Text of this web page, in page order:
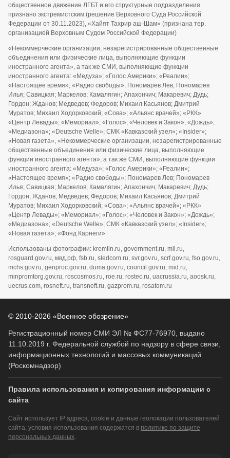
общественное движение ЛГБТ и его структурные подразделения
признано экстремистским (решение Верховного Суда Российской
Федерации от 30.11.2023), «Хайят Тахрир аш-Шам» (признана тер.
организацией Верховным Судом Российской Федерации)
«Некоммерческие организации, незарегистрированные общественные
объединения или физические лица, выполняющие функции
иностранного агента», а так же СМИ, выполняющие функции
иностранного агента: «Медуза»; «Голос Америки»; «Реалии»;
«Настоящее время»; «Радио свободы»; Пономарев Лев; Пономарев
Илья; Савицкая; Маркелов; Камалягин; Апахончич; Макаревич; Дудь;
Гордон; Жданов; Медведев; Федоров; Михаил Касьянов; Дмитрий
Муратов; Михаил Ходорковский; «Сова»; «Альянс врачей»; «РКК»
«Центр Левады»; «Мемориал»; «Голос»; «Человек и Закон»; «Дождь»;
«Медиазона»; «Deutsche Welle»; СМК «Кавказский узел»; «Insider»;
«Новая газета», «Некоммерческие организации, незарегистрированные
общественные объединения или физические лица, выполняющие
функции иностранного агента», а так же СМИ, выполняющие функции
иностранного агента: «Медуза»; «Голос Америки»; «Реалии»;
«Настоящее время»; «Радио свободы»; Пономарев Лев; Пономарев
Илья; Савицкая; Маркелов; Камалягин; Апахончич; Макаревич; Дудь;
Гордон; Жданов; Медведев; Федоров; Михаил Касьянов; Дмитрий
Муратов; Михаил Ходорковский; «Сова»; «Альянс врачей»; «РКК»
«Центр Левады»; «Мемориал»; «Голос»; «Человек и Закон»; «Дождь»;
«Медиазона»; «Deutsche Welle»; СМК «Кавказский узел»; «Insider»;
«Новая газета»; «Фонд Карнеги»
Использованы фотографии: kremlin.ru, government.ru, mil.ru,
rosguard.gov.ru, мвд.рф, fsb.ru, sledcom.ru, svr.gov.ru, scrf.gov.ru, fso.gov.ru,
mchs.gov.ru, genproc.gov.ru, duma.gov.ru, council.gov.ru, mid.ru,
minpromtorg.gov.ru, roscosmos.ru, roe.ru, rostec.ru, uacrussia.ru, aoosk.ru,
uecrus.com, rosneft.ru, transneft.ru, gazprom.ru, rosatom.ru
© 2010-2026 «Военное обозрение»
Регистрационный номер СМИ ЭЛ № ФС77-76970, выдано
11.10.2019 г. Федеральной службой по надзору в сфере связи,
информационных технологий и массовых коммуникаций
(Роскомнадзор)
Правила использования и копирования информации с
сайта
Сайт использует IP адреса, cookie и данные геолокации пользователей
сайта, условия использования содержатся в политике по защите
персональных данных.